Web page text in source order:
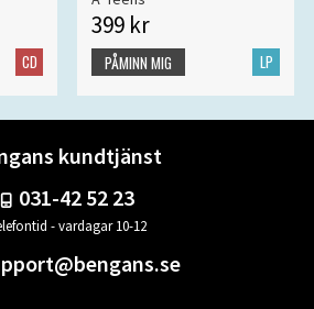
CD
399 kr
LP
PÅMINN MIG
kundtjänst
031-42 52 23
- vardagar 10-12